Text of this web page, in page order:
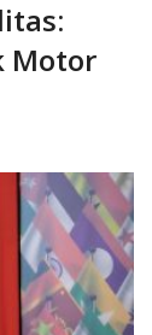
Motor